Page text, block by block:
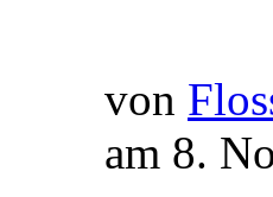
von
am 8.